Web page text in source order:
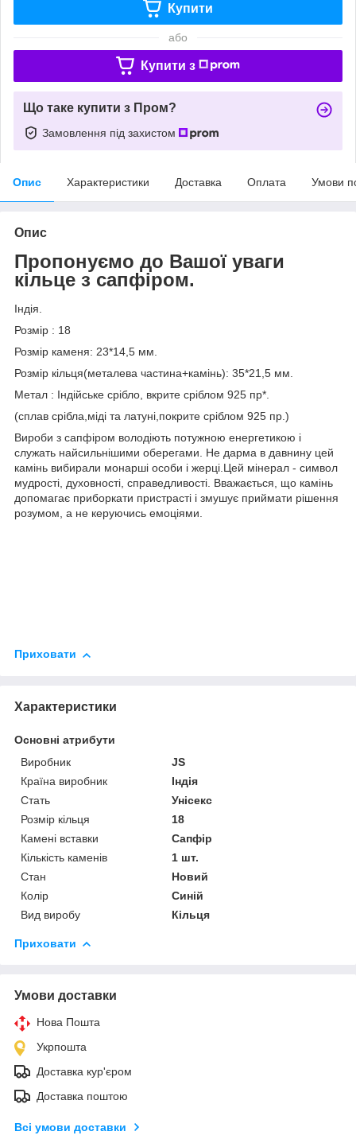
Купити
або
Купити з
Що таке купити з Пром?
Замовлення під захистом
Опис Характеристики Доставка Оплата Умови
Опис
Пропонуємо до Вашої уваги
кільце з сапфіром.
Індія.
Розмір : 18
Розмір каменя: 23*14,5 мм.
Розмір кільця(металева частина+камінь): 35*21,5 мм.
Метал : Індійське срібло, вкрите сріблом 925 пр*.
(сплав срібла,міді та латуні,покрите сріблом 925 пр.)
Вироби з сапфіром володіють потужною енергетикою і
служать найсильнішими оберегами. Не дарма в давнину цей
камінь вибирали монарші особи і жерці.Цей мінерал - символ
мудрості, духовності, справедливості. Вважається, що камінь
допомагає приборкати пристрасті і змушує приймати рішення
розумом, а не керуючись емоціями.
Приховати
Характеристики
Основні атрибути
Виробник
JS
Країна виробник
Індія
Стать
Унісекс
Розмір кільця
18
Камені вставки
Сапфір
Кількість каменів
1 шт.
Стан
Новий
Колір
Синій
Вид виробу
Кільця
Приховати
Умови доставки
Нова Пошта
Укрпошта
Доставка кур'єром
Доставка поштою
Всі умови доставки